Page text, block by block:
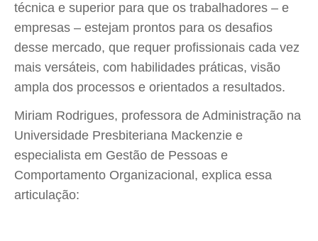
técnica e superior para que os trabalhadores – e
empresas – estejam prontos para os desafios
desse mercado, que requer profissionais cada vez
mais versáteis, com habilidades práticas, visão
ampla dos processos e orientados a resultados.
Miriam Rodrigues, professora de Administração na
Universidade Presbiteriana Mackenzie e
especialista em Gestão de Pessoas e
Comportamento Organizacional, explica essa
articulação: